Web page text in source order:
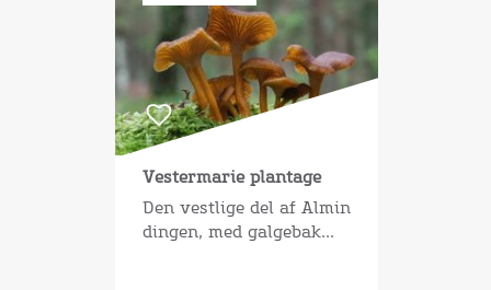
Vestermarie plantage
Den vestlige del af Almin
dingen, med galgebak...